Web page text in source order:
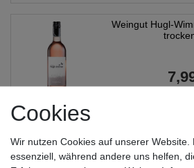
Weingut Hugl-
Weingut Hammel
Weißer
Cookies
Wir nutzen Cookies auf unserer Website.
essenziell, während andere uns helfen,